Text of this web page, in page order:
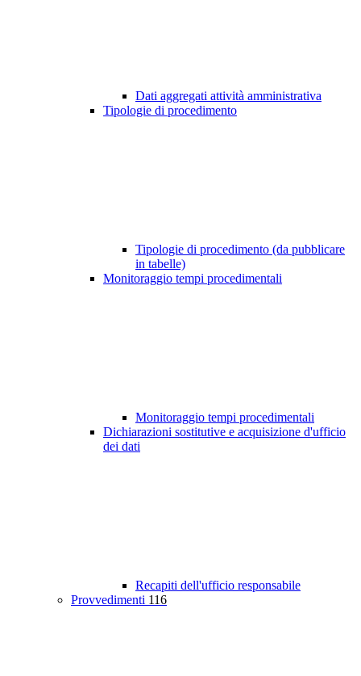
Dati aggregati attività amministrativa
Tipologie di procedimento
Tipologie di procedimento (da pubblicare
in tabelle)
Monitoraggio tempi procedimentali
Monitoraggio tempi procedimentali
Dichiarazioni sostitutive e acquisizione d'ufficio
dei dati
Recapiti dell'ufficio responsabile
Provvedimenti 116